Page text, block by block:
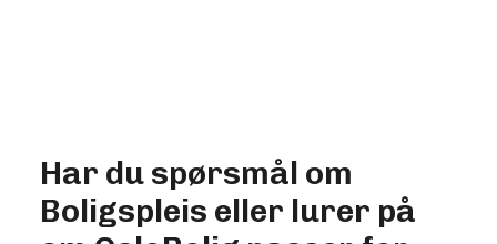
Har du spørsmål om
Boligspleis eller lurer på